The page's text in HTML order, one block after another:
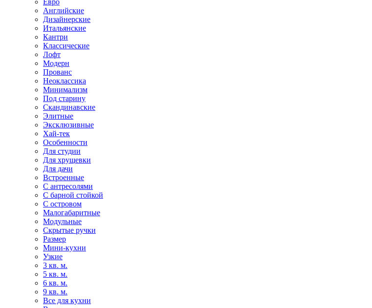
Английские
Дизайнерские
Итальянские
Кантри
Классические
Лофт
Модерн
Прованс
Неоклассика
Минимализм
Под старину
Скандинавские
Элитные
Эксклюзивные
Хай-тек
Особенности
Для студии
Для хрущевки
Для дачи
Встроенные
С антресолями
С барной стойкой
С островом
Малогабаритные
Модульные
Скрытые ручки
Размер
Мини-кухни
Узкие
3 кв. м.
5 кв. м.
6 кв. м.
9 кв. м.
Все для кухни